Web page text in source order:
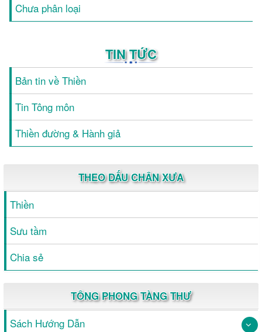
Chưa phân loại
TIN TỨC
Bản tin về Thiền
Tin Tông môn
Thiền đường & Hành giả
THEO DẤU CHÂN XƯA
Thiền
Sưu tầm
Chia sẻ
TÔNG PHONG TÀNG THƯ
Sách Hướng Dẫn